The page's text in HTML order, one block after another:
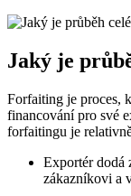
Jaký je
Forfaiting je proces,
financování pro své
forfaitingu je
Exportér dodá
zákazníkovi a